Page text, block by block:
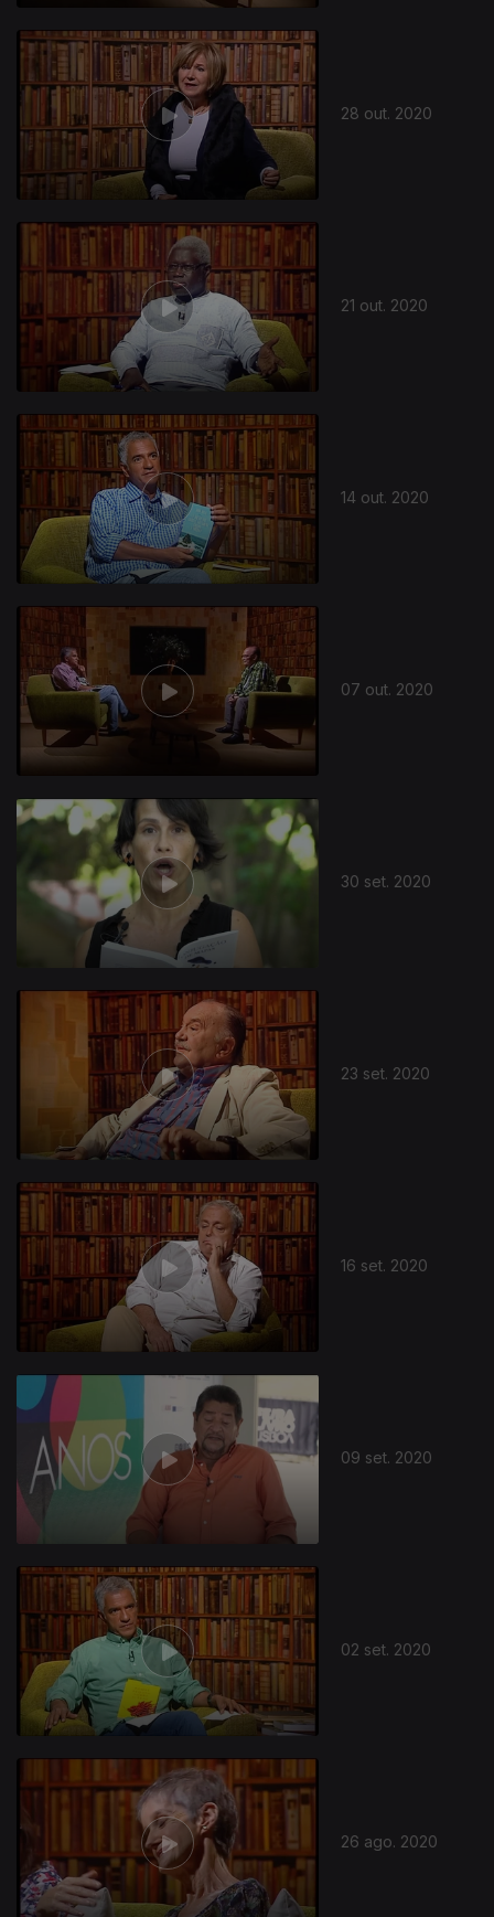
28 out. 2020
21 out. 2020
14 out. 2020
07 out. 2020
30 set. 2020
496402
23 set. 2020
16 set. 2020
09 set. 2020
02 set. 2020
26 ago. 2020